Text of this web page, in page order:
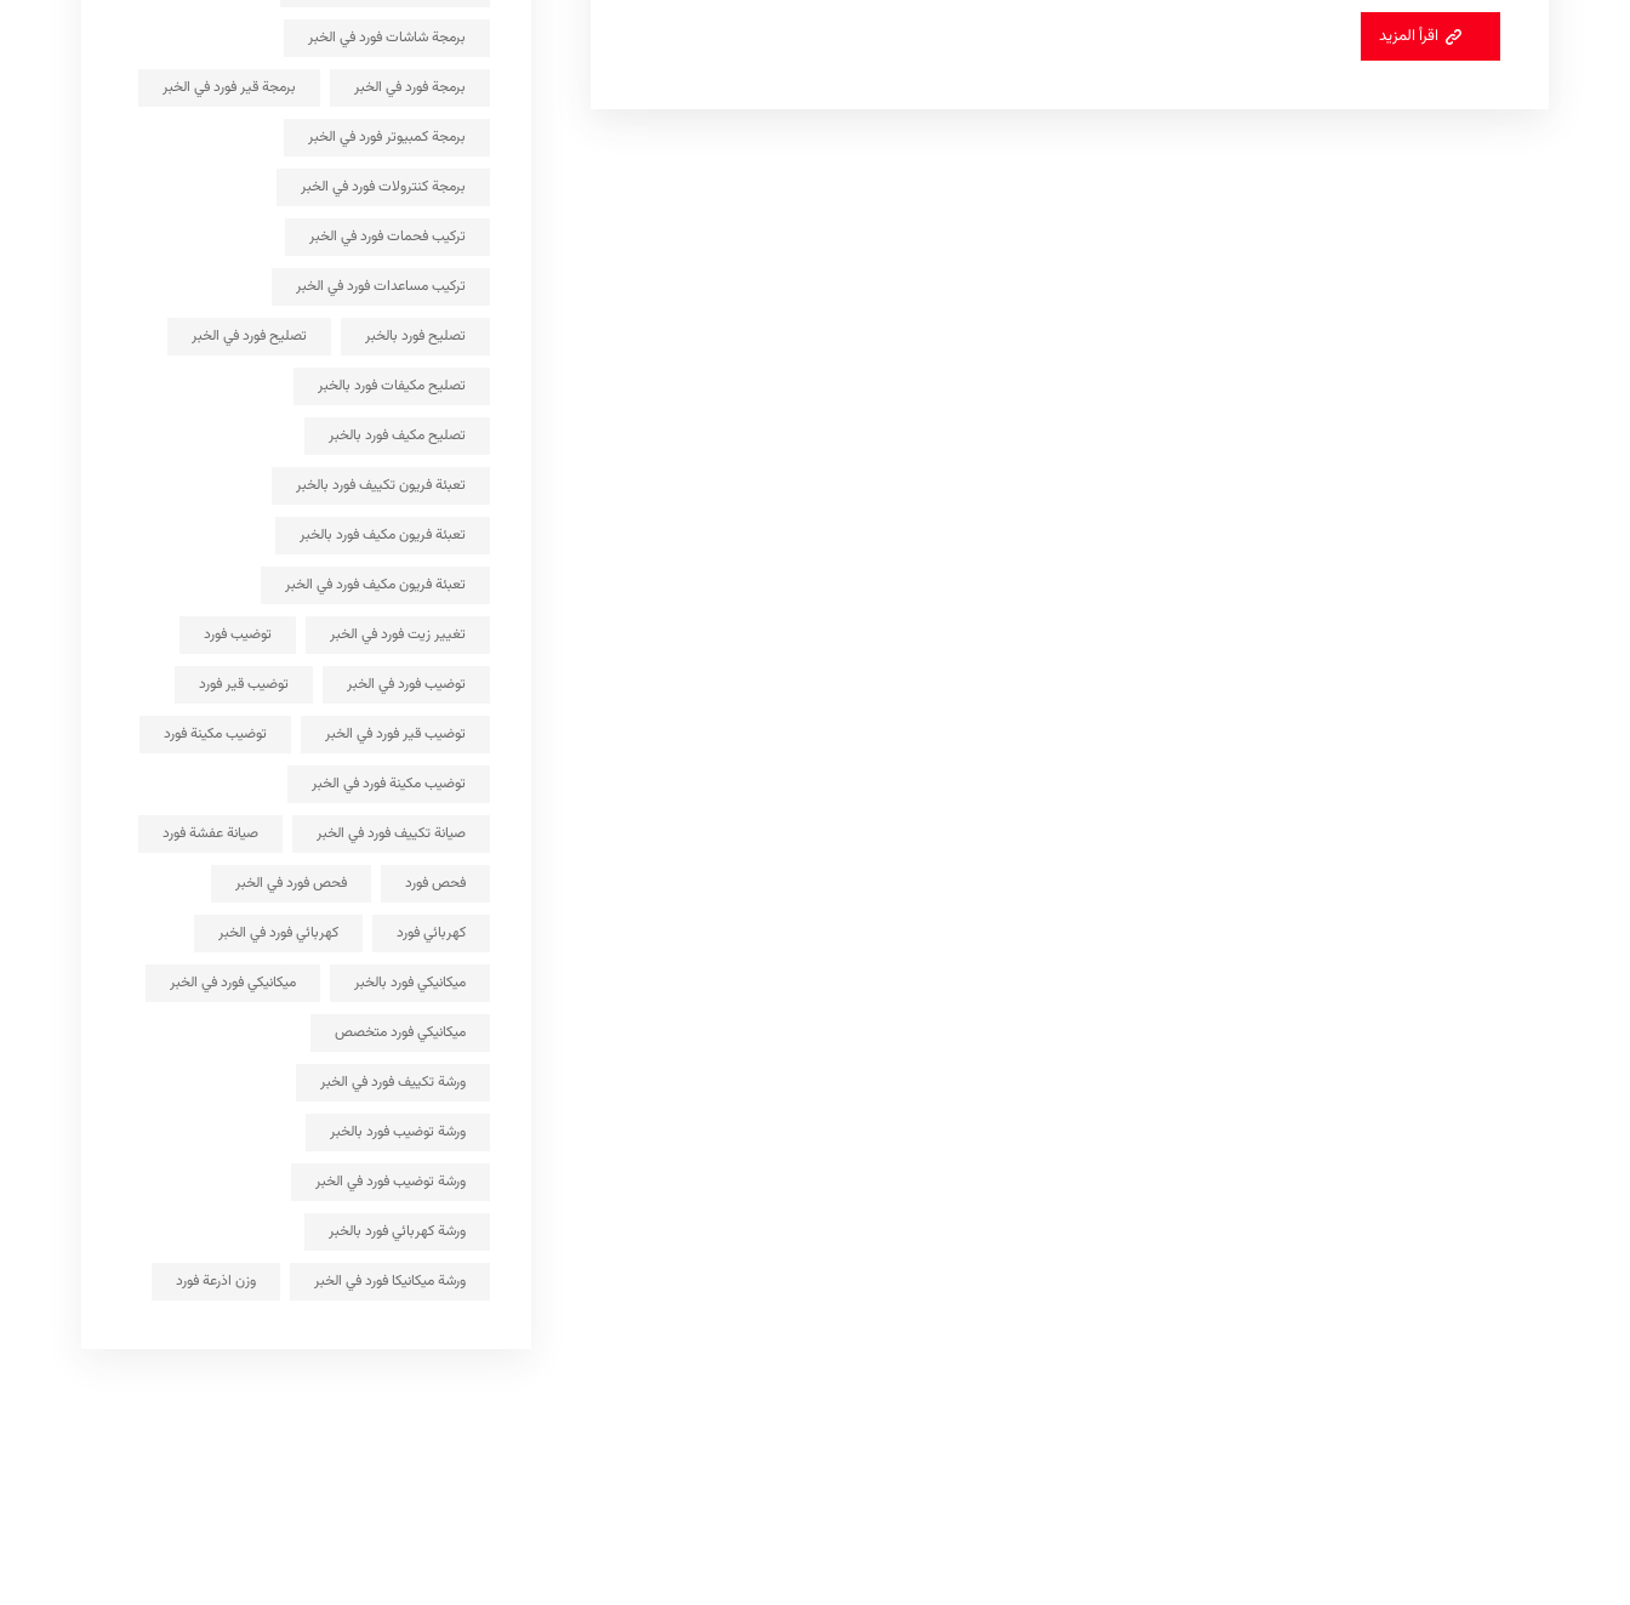
اقرأ المزيد برمجة شاشات فورد في الخبر
برمجة فورد في الخبر برمجة قير فورد في الخبر
برمجة كمبيوتر فورد في الخبر
برمجة كنترولات فورد في الخبر
تركيب فحمات فورد في الخبر
تركيب مساعدات فورد في الخبر
تصليح فورد بالخبر تصليح فورد في الخبر
تصليح مكيفات فورد بالخبر
تصليح مكيف فورد بالخبر
تعبئة فريون تكييف فورد بالخبر
تعبئة فريون مكيف فورد بالخبر
تعبئة فريون مكيف فورد في الخبر
تغيير زيت فورد في الخبر توضيب فورد
توضيب فورد في الخبر توضيب قير فورد
توضيب قير فورد في الخبر توضيب مكينة فورد
توضيب مكينة فورد في الخبر
صيانة تكييف فورد في الخبر صيانة عفشة فورد
فحص فورد فحص فورد في الخبر
كهربائي فورد كهربائي فورد في الخبر
ميكانيكي فورد بالخبر ميكانيكي فورد في الخبر
ميكانيكي فورد متخصص
ورشة تكييف فورد في الخبر
ورشة توضيب فورد بالخبر
ورشة توضيب فورد في الخبر
ورشة كهربائي فورد بالخبر
ورشة ميكانيكا فورد في الخبر وزن اذرعة فورد